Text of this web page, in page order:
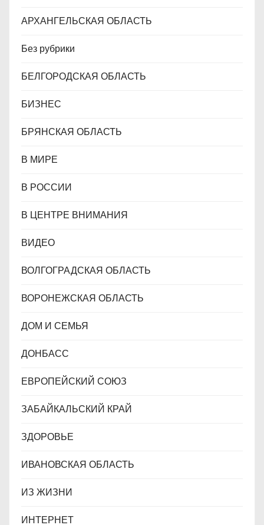
АРХАНГЕЛЬСКАЯ ОБЛАСТЬ
Без рубрики
БЕЛГОРОДСКАЯ ОБЛАСТЬ
БИЗНЕС
БРЯНСКАЯ ОБЛАСТЬ
В МИРЕ
В РОССИИ
В ЦЕНТРЕ ВНИМАНИЯ
ВИДЕО
ВОЛГОГРАДСКАЯ ОБЛАСТЬ
ВОРОНЕЖСКАЯ ОБЛАСТЬ
ДОМ И СЕМЬЯ
ДОНБАСС
ЕВРОПЕЙСКИЙ СОЮЗ
ЗАБАЙКАЛЬСКИЙ КРАЙ
ЗДОРОВЬЕ
ИВАНОВСКАЯ ОБЛАСТЬ
ИЗ ЖИЗНИ
ИНТЕРНЕТ